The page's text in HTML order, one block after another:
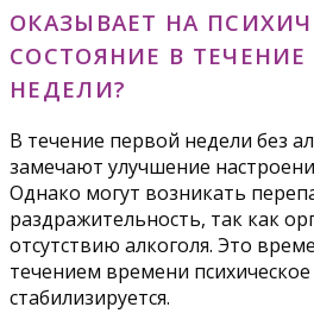
ОКАЗЫВАЕТ НА
СОСТОЯНИЕ В ТЕЧЕНИЕ
НЕДЕЛИ?
В течение первой недели без
замечают улучшение
Однако могут возникать
раздражительность, так как
отсутствию алкоголя. Это
течением времени
стабилизируется.